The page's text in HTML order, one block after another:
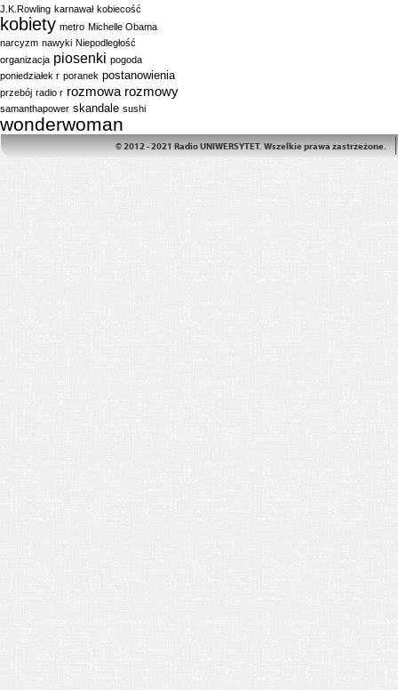
J.K.Rowling karnawał kobiecość
kobiety metro Michelle Obama
narcyzm nawyki Niepodległość
organizacja piosenki pogoda
poniedziałek r poranek postanowienia
przebój radio r rozmowa rozmowy
samanthapower skandale sushi
wonderwoman
© 2012 - 2021 Radio UNIWERSYTET. Wszelkie prawa zastrzeżone.